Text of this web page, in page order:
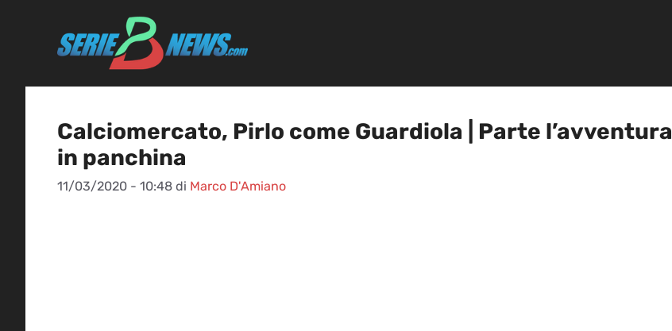
Calciomercato, Pirlo come Guardiola | Parte l’avventura
in panchina
11/03/2020 - 10:48 di Marco D'Amiano